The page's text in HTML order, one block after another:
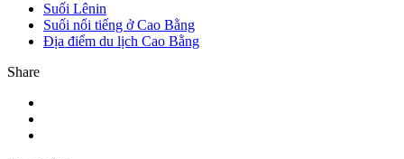
Suối Lênin
Suối nổi tiếng ở Cao Bằng
Địa điểm du lịch Cao Bằng
Share